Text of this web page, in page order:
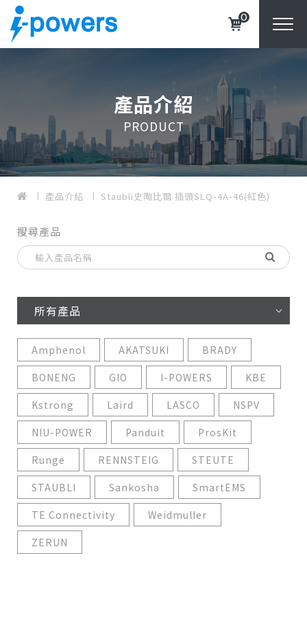
0
產品介紹
PRODUCT
產品介紹 Staubli史陶比爾 插頭SLQ-4A-46(紅色)
搜尋產品
所有產品
Amphenol AKATSUKI
BRADY
BONENG
GIO I-POWERS
KBE
Kstrong
Laird LASCO
NSPV
NIU-POWER
Panduit
ProsKit
Runge
RENNSTEIG
STEUTE
STAUBLI
Sankosha
SmartEMS
TE Connectivity
Weidmuller
ZERUN